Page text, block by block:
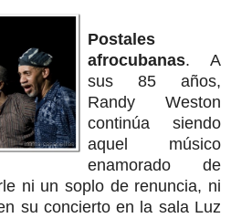
Postales
afrocubanas. A
sus 85 años,
Randy Weston
continúa siendo
aquel músico
enamorado de
ni un soplo de renuncia, ni
su concierto en la sala Luz